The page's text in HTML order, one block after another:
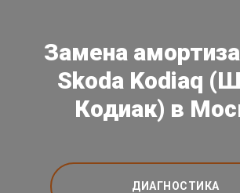
Замена
Skoda Kodiaq
Кодиак) в
ДИАГНОСТИКА